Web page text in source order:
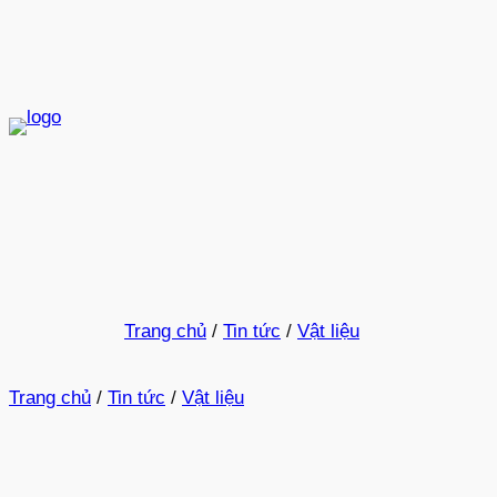
Trang chủ / Tin tức / Vật liệu
Trang chủ / Tin tức / Vật liệu